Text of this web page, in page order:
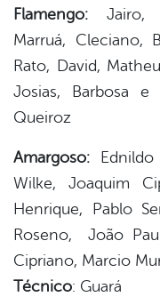
Flamengo: Jairo,
Marruá, Cleciano,
Rato, David,
Josias, Barbosa
Queiroz
Amargoso: Ednildo
Wilke, Joaquim
Henrique, Pablo
Roseno, João
Cipriano, Marcio
Técnico: Guará